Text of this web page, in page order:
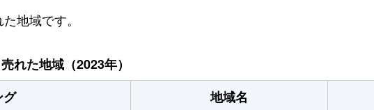
地域です。
れた地域（2023年）
グ
地域名